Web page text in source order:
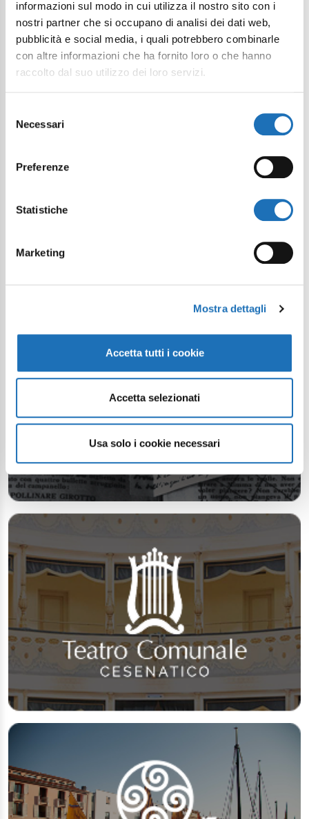
informazioni sul modo in cui utilizza il nostro sito con i
nostri partner che si occupano di analisi dei dati web,
pubblicità e social media, i quali potrebbero combinarle
con altre informazioni che ha fornito loro o che hanno
raccolto dal suo utilizzo dei loro servizi.
delNecessari
Preferenze
Statistiche
Marketing
Mostra dettagli
Accetta tutti i cookie
Accetta selezionati
Usa solo i cookie necessari